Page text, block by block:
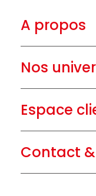
A propos
Nos
Espace
Contact